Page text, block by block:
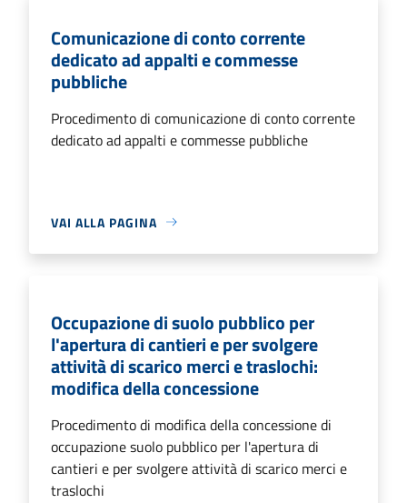
Comunicazione di conto corrente
dedicato ad appalti e commesse
pubbliche
Procedimento di comunicazione di conto corrente
dedicato ad appalti e commesse pubbliche
VAI ALLA PAGINA
Occupazione di suolo pubblico per
l'apertura di cantieri e per svolgere
attività di scarico merci e traslochi:
modifica della concessione
Procedimento di modifica della concessione di
occupazione suolo pubblico per l'apertura di
cantieri e per svolgere attività di scarico merci e
traslochi